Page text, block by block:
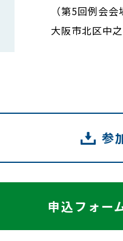
（第5回例会
大阪市北区中
参
申込フォー